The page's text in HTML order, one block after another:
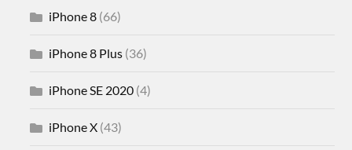
iPhone 8 (66)
iPhone 8 Plus (36)
iPhone SE 2020 (4)
iPhone X (43)